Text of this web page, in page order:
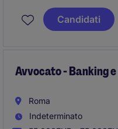
Candidati
Avvocato - Banking
Roma
Indeterminato